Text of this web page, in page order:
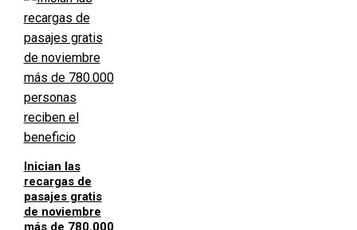
Inician las
recargas de
pasajes gratis
de noviembre